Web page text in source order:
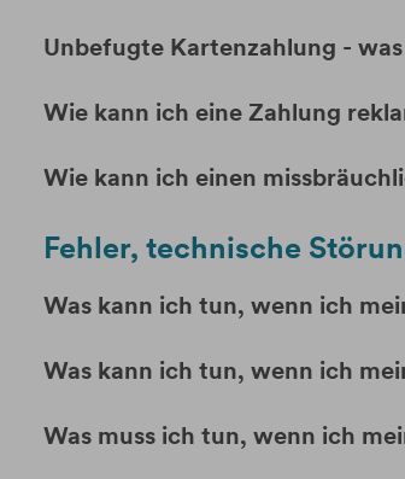
Unbefugte Kartenzahlung -
Wie kann ich eine Zahlung
Wie kann ich einen
Fehler, technische
Was kann ich tun, wenn ich
Was kann ich tun, wenn ich
Was muss ich tun, wenn ich